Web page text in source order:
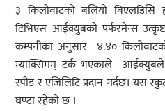
३ किलोवाटको बलियो
टिभिएस आईक्युबको पर्फरमेन्स
कम्पनीका अनुसार ४.४०
म्याक्सिमम् टर्क भएकाले आईक्युबले
स्पीड र एजिलिटि प्रदान गर्दछ। यस
घण्टा रहेको छ ।